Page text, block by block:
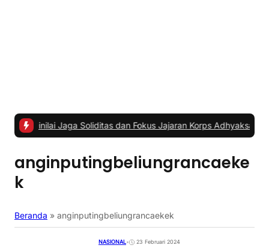
Jaga Soliditas dan Fokus Jajaran Korps Adhyaksa|#2 -Anggota
anginputingbeliungrancaeke
k
Beranda » anginputingbeliungrancaekek
NASIONAL• 23 Februari 2024